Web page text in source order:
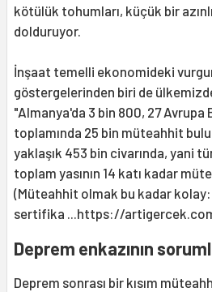
kötülük tohumları, küçük bir
dolduruyor.
İnşaat temelli ekonomideki
göstergelerinden biri de
"Almanya'da 3 bin 800, 27 Avrupa
toplamında 25 bin müteahhit
yaklaşık 453 bin civarında, yani
toplam yasının 14 katı kadar
(Müteahhit olmak bu kadar
sertifika ...https://
Deprem enkazının
Deprem sonrası bir kısım